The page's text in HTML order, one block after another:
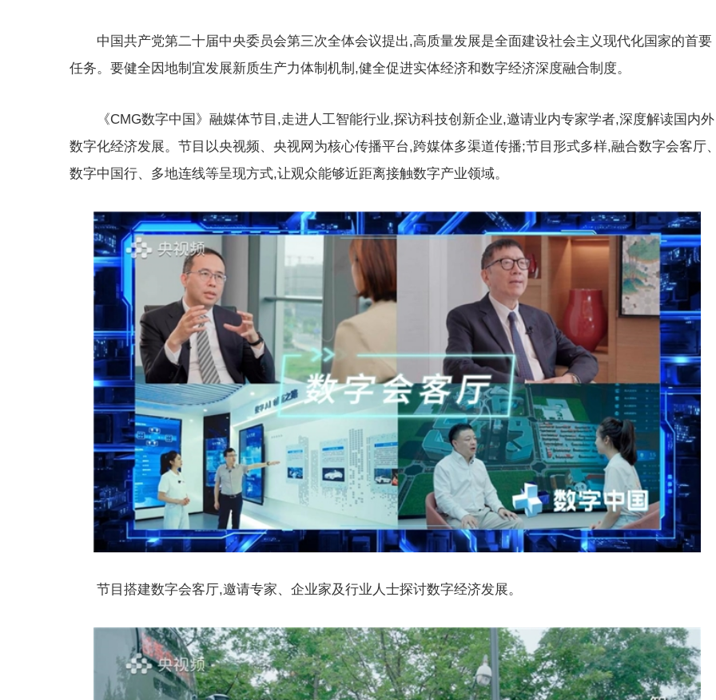
中国共产党第二十届中央委员会第三次全体会议提出,高质量发展是全面建设社会主义现代化国家的首要
任务。要健全因地制宜发展新质生产力体制机制,健全促进实体经济和数字经济深度融合制度。
《CMG数字中国》融媒体节目,走进人工智能行业,探访科技创新企业,邀请业内专家学者,深度解读国内外
数字化经济发展。节目以央视频、央视网为核心传播平台,跨媒体多渠道传播;节目形式多样,融合数字会客厅
数字中国行、多地连线等呈现方式,让观众能够近距离接触数字产业领域。
节目搭建数字会客厅,邀请专家、企业家及行业人士探讨数字经济发展。